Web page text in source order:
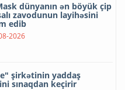
dünyanın ən böyük çip
zavodunun layihəsini
edib
2026
şirkətinin yaddaş
sınaqdan keçirir